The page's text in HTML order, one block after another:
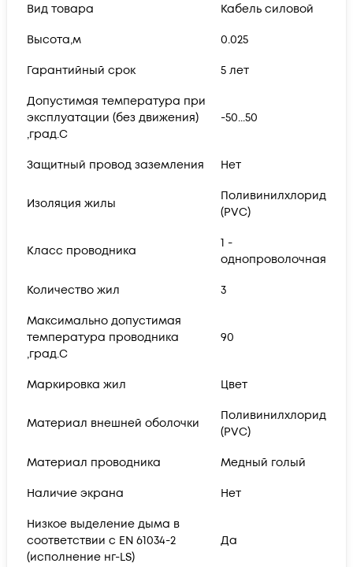
Вид товара Кабель силовой
Высота,м 0.025
Гарантийный срок 5 лет
Допустимая температура при
эксплуатации (без движения)
,град.C
-50...50
Защитный провод заземления Нет
Изоляция жилы
Поливинилхлорид
(PVC)
Класс проводника
1 -
однопроволочная
Количество жил 3
Максимально допустимая
температура проводника
,град.C
90
Маркировка жил Цвет
Материал внешней оболочки
Поливинилхлорид
(PVC)
Материал проводника Медный голый
Наличие экрана Нет
Низкое выделение дыма в
соответствии с EN 61034-2
(исполнение нг-LS)
Да